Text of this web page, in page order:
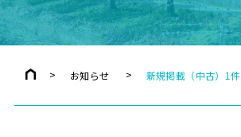
お知らせ 新規掲載（中古）1件